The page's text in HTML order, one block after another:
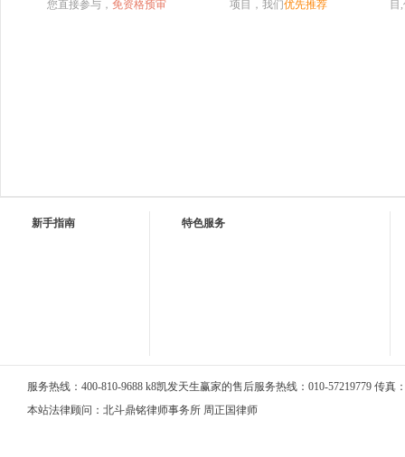
您直接参与， 免资格预审
项目，我们优先推荐
目
新手指南 特色服务
服务热线：400-810-9688 k8凯发天生赢家的售后服务热线：010-57219779 传真
本站法律顾问：北斗鼎铭律师事务所 周正国律师